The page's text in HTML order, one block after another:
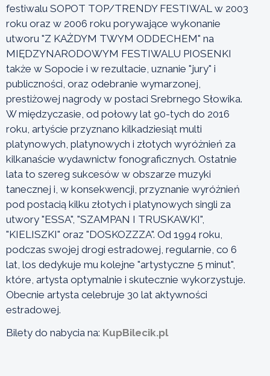
festiwalu SOPOT TOP/TRENDY FESTIWAL w 2003
roku oraz w 2006 roku porywające wykonanie
utworu "Z KAŻDYM TWYM ODDECHEM" na
MIĘDZYNARODOWYM FESTIWALU PIOSENKI
także w Sopocie i w rezultacie, uznanie "jury" i
publiczności, oraz odebranie wymarzonej,
prestiżowej nagrody w postaci Srebrnego Słowika.
W międzyczasie, od połowy lat 90-tych do 2016
roku, artyście przyznano kilkadziesiąt multi
platynowych, platynowych i złotych wyróżnień za
kilkanaście wydawnictw fonograficznych. Ostatnie
lata to szereg sukcesów w obszarze muzyki
tanecznej i, w konsekwencji, przyznanie wyróżnień
pod postacią kilku złotych i platynowych singli za
utwory "ESSA", "SZAMPAN I TRUSKAWKI",
"KIELISZKI" oraz "DOSKOZZZA". Od 1994 roku,
podczas swojej drogi estradowej, regularnie, co 6
lat, los dedykuje mu kolejne "artystyczne 5 minut",
które, artysta optymalnie i skutecznie wykorzystuje.
Obecnie artysta celebruje 30 lat aktywności
estradowej.
Bilety do nabycia na: KupBilecik.pl